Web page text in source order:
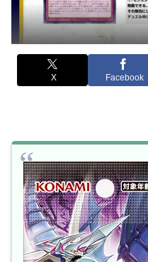
X Facebook